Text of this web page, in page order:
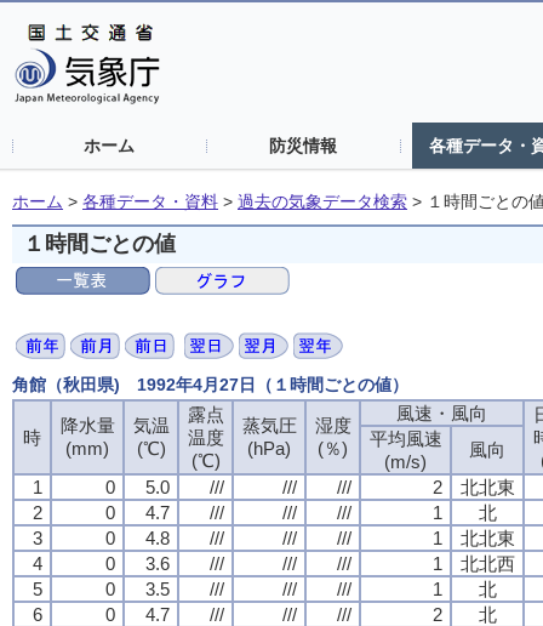
ホーム 防災情報 各種データ・
ホーム > 各種データ・資料 > 過去の気象データ検索 > １時間ごとの
１時間ごとの値
角館（秋田県) 1992年4月27日（１時間ごとの値）
時
降水量
(mm)
気温
(℃)
露点
温度
(℃)
蒸気圧
(hPa)
湿度
(％)
風速・風向
平均風速
(m/s)
風向
1
0 5.0 /// /// /// 2
北北東
2
0 4.7 /// /// /// 1
北
3
0 4.8 /// /// /// 1
北北東
4
0 3.6 /// /// /// 1
北北西
5
0 3.5 /// /// /// 1
北
6
0 4.7 /// /// /// 2
北
時
降水量
(mm)
気温
(℃)
露点
温度
(℃)
蒸気圧
(hPa)
湿度
(％)
風速・風向
平均風速
(m/s)
風向
1
0 5.0 /// /// /// 2
北北東
2
0 4.7 /// /// /// 1
北
3
0 4.8 /// /// /// 1
北北東
4
0 3.6 /// /// /// 1
北北西
5
0 3.5 /// /// /// 1
北
6
0 4.7 /// /// /// 2
北
時
降水量
(mm)
気温
(℃)
露点
温度
(℃)
蒸気圧
(hPa)
湿度
(％)
風速・風向
平均風速
(m/s)
風向
1
0 5.0 /// /// /// 2
北北東
2
0 4.7 /// /// /// 1
北
3
0 4.8 /// /// /// 1
北北東
4
0 3.6 /// /// /// 1
北北西
5
0 3.5 /// /// /// 1
北
6
0 4.7 /// /// /// 2
北
時
降水量
(mm)
気温
(℃)
露点
温度
(℃)
蒸気圧
(hPa)
湿度
(％)
風速・風向
平均風速
(m/s)
風向
1
0 5.0 /// /// /// 2
北北東
2
0 4.7 /// /// /// 1
北
3
0 4.8 /// /// /// 1
北北東
4
0 3.6 /// /// /// 1
北北西
5
0 3.5 /// /// /// 1
北
6
0 4.7 /// /// /// 2
北